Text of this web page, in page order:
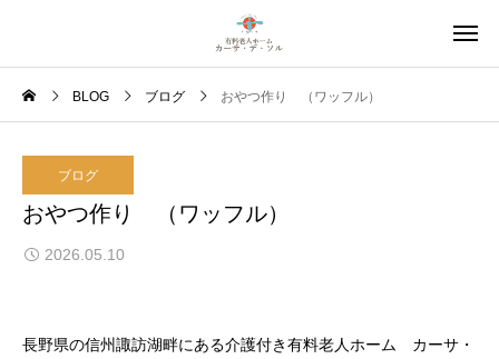
BLOG ブログ おやつ作り （ワッフル）
ブログ
おやつ作り （ワッフル）
2026.05.10
長野県の信州諏訪湖畔にある介護付き有料老人ホーム カーサ・